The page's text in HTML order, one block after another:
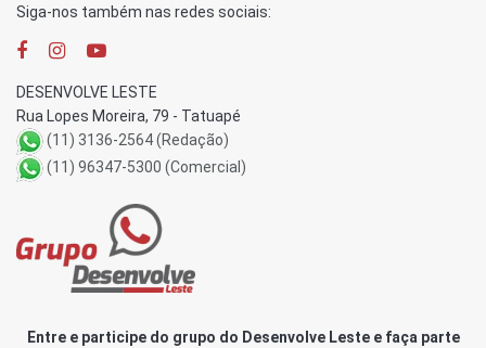
Siga-nos também nas redes sociais:
DESENVOLVE LESTE
Rua Lopes Moreira, 79 - Tatuapé
(11) 3136-2564 (Redação)
(11) 96347-5300 (Comercial)
Entre e participe do grupo do Desenvolve Leste e faça parte